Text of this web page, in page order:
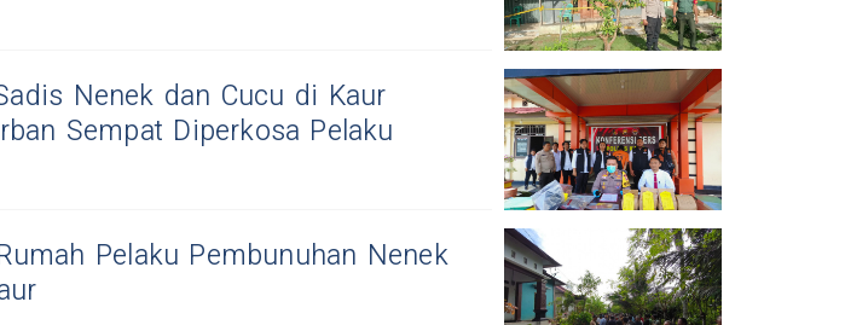
Nenek dan Cucu di Kaur
Sempat Diperkosa Pelaku
Pelaku Pembunuhan Nenek